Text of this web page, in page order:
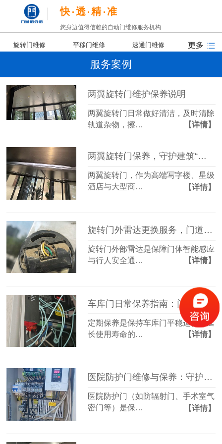
快 透 精 准
您身边值得信赖的自动门维修服务机构
旋转门维修 平移门维修 速通门维修
服务案例
两翼旋转门维护保养说明
两翼旋转门日常做好清洁，及时清除
轨道杂物，擦…
【详情】
两翼旋转门保养，守护建筑“第一印象”
两翼旋转门，作为高端写字楼、星级
酒店与大型商…
【详情】
旋转门外雷达更换服务，门道佰分佰为您提供专业方案
旋转门外部雷达是保障门体智能感应
与行人安全通…
【详情】
车库门日常保养指南：门道佰分佰为您保驾护航
定期保养是保持车库门平稳运行、延
长使用寿命的…
【详情】
医院防护门维修与保养：守护医疗环境的安全屏障
医院防护门（如防辐射门、手术室气
密门等）是保…
【详情】